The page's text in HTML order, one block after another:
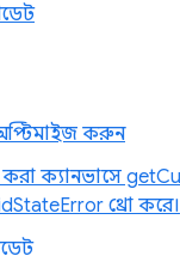
অপ্টিমাইজ করুন
ক্যানভাসে
থ্রো করে।